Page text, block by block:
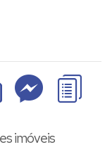
imóveis